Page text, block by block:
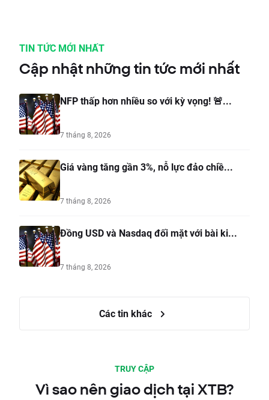
TIN TỨC MỚI NHẤT
Cập nhật những tin tức mới nhất
NFP thấp hơn nhiều so với kỳ vọng! 🚨...
7 tháng 8, 2026
Giá vàng tăng gần 3%, nỗ lực đảo chiề...
7 tháng 8, 2026
Đồng USD và Nasdaq đối mặt với bài ki...
7 tháng 8, 2026
Các tin khác
TRUY CẬP
Vì sao nên giao dịch tại XTB?